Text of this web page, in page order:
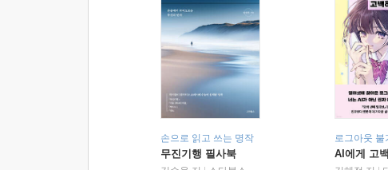
손으로 읽고 쓰는 명작
무진기행 필사북
로그아웃 불
AI에게 고